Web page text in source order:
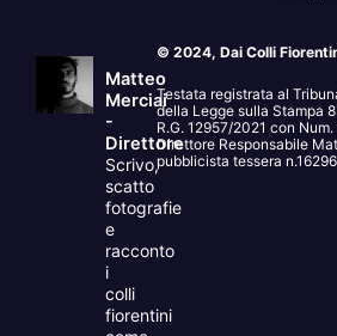
Matteo
Merciai
-
Direttore
Scrivo,
scatto
fotografie
e
racconto
i
colli
fiorentini
© 2024, Dai Colli
Testata registrata al
della Legge sulla Stampa
R.G. 12957/2021 con
Direttore Responsabile
pubblicista tessera